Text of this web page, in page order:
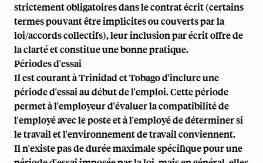
strictement obligatoires dans le contrat écrit (certains
termes pouvant être implicites ou couverts par la
loi/accords collectifs), leur inclusion par écrit offre de
la clarté et constitue une bonne pratique.
Périodes d'essai
Il est courant à Trinidad et Tobago d'inclure une
période d'essai au début de l'emploi. Cette période
permet à l'employeur d'évaluer la compatibilité de
l'employé avec le poste et à l'employé de déterminer si
le travail et l'environnement de travail conviennent.
Il n'existe pas de durée maximale spécifique pour une